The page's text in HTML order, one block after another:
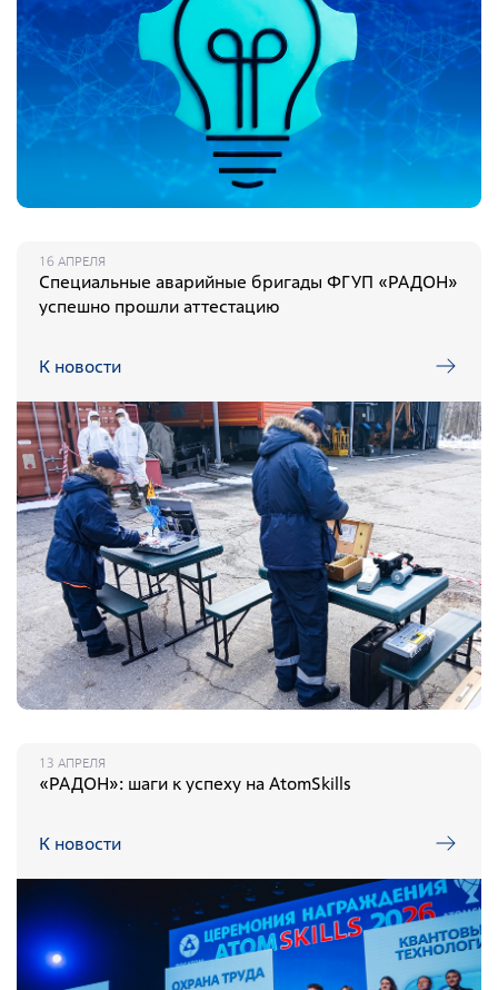
16 АПРЕЛЯ
Специальные аварийные бригады ФГУП «РАДОН»
успешно прошли аттестацию
К новости
13 АПРЕЛЯ
«РАДОН»: шаги к успеху на AtomSkills
К новости